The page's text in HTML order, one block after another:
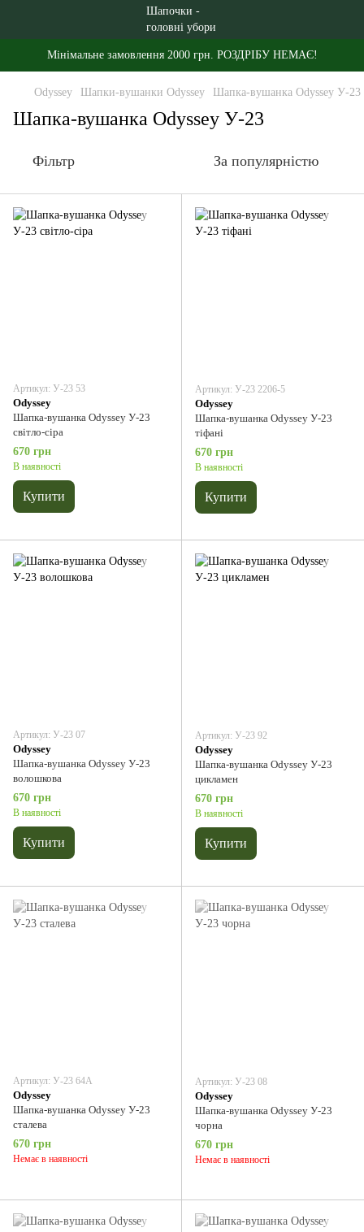
Мінімальне замовлення 2000 грн. РОЗДРІБУ НЕМАЄ!
Odyssey Шапки-вушанки Odyssey Шапка-вушанка Odyssey У-23
Шапка-вушанка Odyssey У-23
Фільтр За популярністю
Артикул: У-23 53
Odyssey
Шапка-вушанка Odyssey У-23
світло-сіра
670 грн
В наявності
Купити
Артикул: У-23 2206-5
Odyssey
Шапка-вушанка Odyssey У-23
тіфані
670 грн
В наявності
Купити
Артикул: У-23 07
Odyssey
Шапка-вушанка Odyssey У-23
волошкова
670 грн
В наявності
Купити
Артикул: У-23 92
Odyssey
Шапка-вушанка Odyssey У-23
цикламен
670 грн
В наявності
Купити
Артикул: У-23 64А
Odyssey
Шапка-вушанка Odyssey У-23
сталева
670 грн
Немає в наявності
Артикул: У-23 08
Odyssey
Шапка-вушанка Odyssey У-23
чорна
670 грн
Немає в наявності